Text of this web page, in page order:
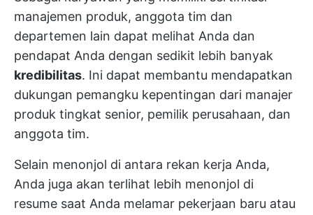
manajemen produk, anggota tim dan
departemen lain dapat melihat Anda dan
pendapat Anda dengan sedikit lebih banyak
kredibilitas. Ini dapat membantu mendapatkan
dukungan pemangku kepentingan dari manajer
produk tingkat senior, pemilik perusahaan, dan
anggota tim.
Selain menonjol di antara rekan kerja Anda,
Anda juga akan terlihat lebih menonjol di
resume saat Anda melamar pekerjaan baru atau